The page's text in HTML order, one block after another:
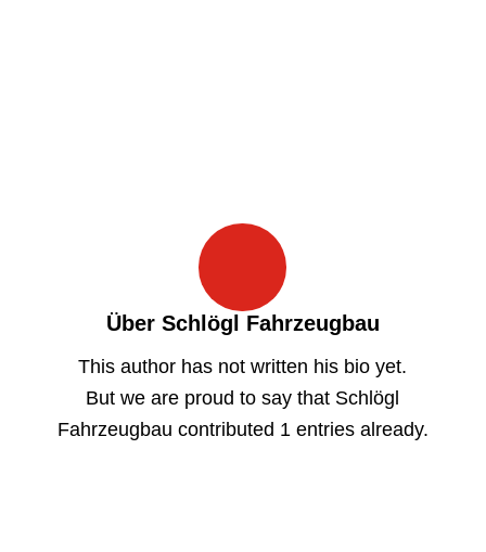
Über Schlögl Fahrzeugbau
This author has not written his bio yet.
But we are proud to say that Schlögl
Fahrzeugbau contributed 1 entries already.